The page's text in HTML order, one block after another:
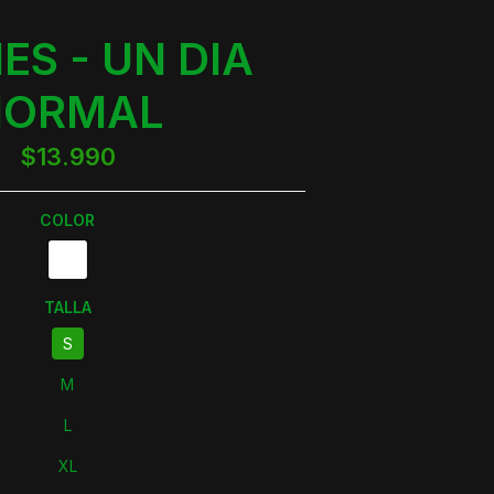
- UN DIA
$13.990
COLOR
TALLA
S
M
L
XL